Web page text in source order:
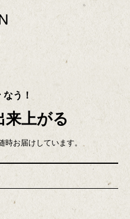
う！
来上がる
お届けしています。